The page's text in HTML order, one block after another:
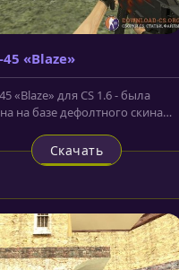
45 «Blaze»
«Blaze» для CS 1.6 - была
на базе дефолтного скина
Скачать